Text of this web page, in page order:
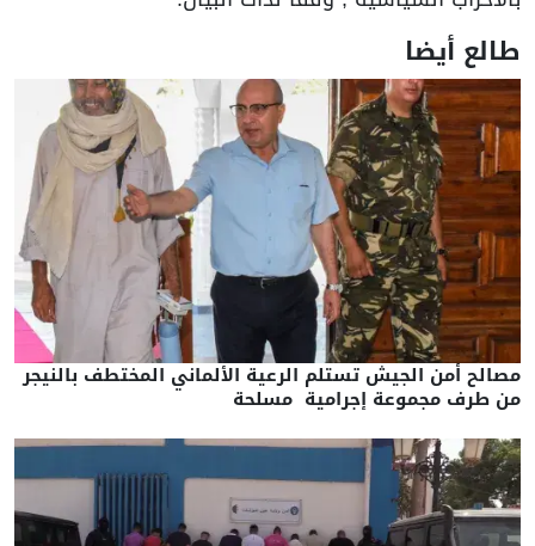
طالع أيضا
مصالح أمن الجيش تستلم الرعية الألماني المختطف بالنيجر
من طرف مجموعة إجرامية مسلحة